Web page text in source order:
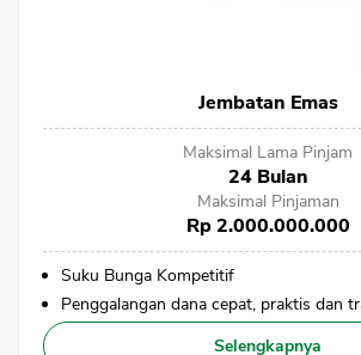
Jembatan Emas
Maksimal Lama Pinjam
24 Bulan
Maksimal Pinjaman
Rp 2.000.000.000
Suku Bunga Kompetitif
Penggalangan dana cepat, praktis dan
Selengkapnya